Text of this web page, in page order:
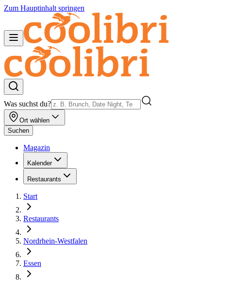
Zum Hauptinhalt springen
Was suchst du?
Ort wählen
Suchen
Magazin
Kalender
Restaurants
Start
Restaurants
Nordrhein-Westfalen
Essen